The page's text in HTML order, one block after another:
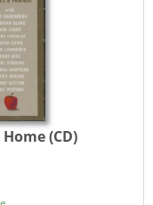
(CD)